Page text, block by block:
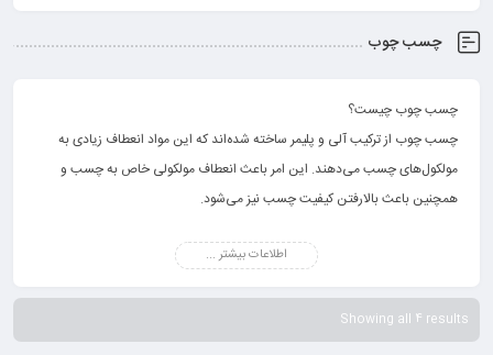
چسب چوب
چسب چوب چیست؟
چسب چوب از ترکیب آلی و پلیمر ساخته شده‌اند که این مواد انعطاف زیادی به
مولکول‌های چسب می‌دهند. این امر باعث انعطاف مولکولی خاص به چسب و
همچنین باعث بالارفتن کیفیت چسب نیز می‌شود.
همچنین یک حلال عمومی مثل آب است که با رنگ‌های پلاستیک مخلوط می‌شود.
چوباز جمله مهم‌ترین ویژگی آن‌ها می‌باشد و معمولاً عموم افراد از طریق رنگ
سفیدش، آن را شناسایی می‌کنند.
اطلاعات بیشتر ...
Showing all 4 results